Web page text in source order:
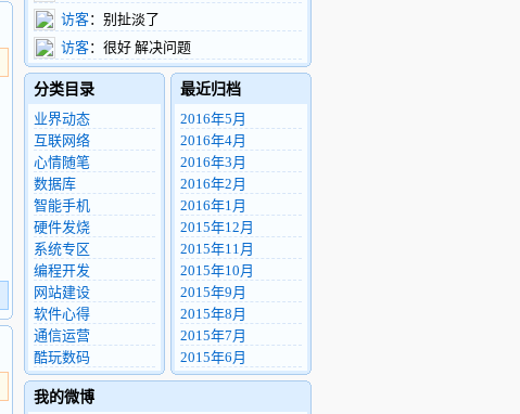
访客：别扯淡了
访客：很好 解决问题
分类目录
业界动态
互联网络
心情随笔
数据库
智能手机
硬件发烧
系统专区
编程开发
网站建设
软件心得
通信运营
酷玩数码
最近归档
2016年5月
2016年4月
2016年3月
2016年2月
2016年1月
2015年12月
2015年11月
2015年10月
2015年9月
2015年8月
2015年7月
2015年6月
我的微博